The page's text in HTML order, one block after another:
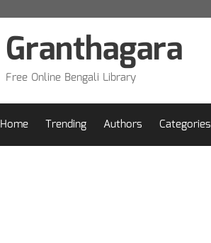
Granthagara
Free Online Bengali Library
Home Trending Authors Categories